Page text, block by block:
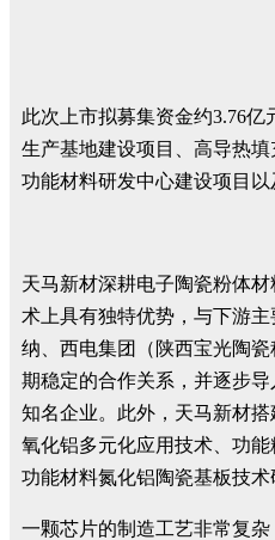
此次上市拟募集资金约3.76
生产基地建设项目、高导热填
功能材料研发中心建设项目以
天马新材深耕电子陶瓷粉体
术上具有独特优势，与下游
纳、西电集团（陕西宝光陶
期稳定的合作关系，并逐步
知名企业。此外，天马新材
氧化铝多元化应用技术、功
功能材料氮化铝陶瓷基板技术
一颗芯片的制造工艺非常复